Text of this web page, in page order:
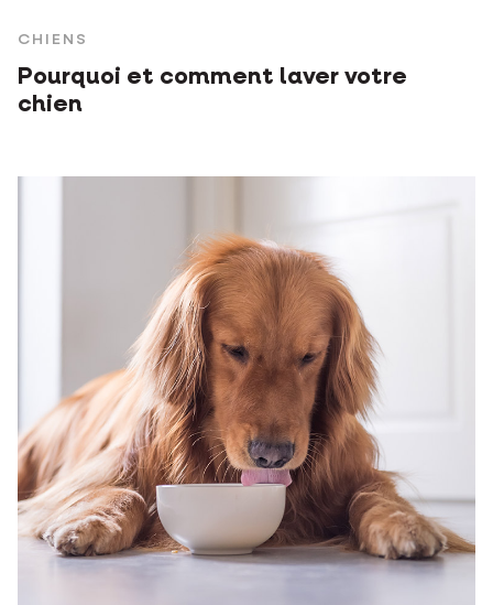
CHIENS
Pourquoi et comment laver votre
chien